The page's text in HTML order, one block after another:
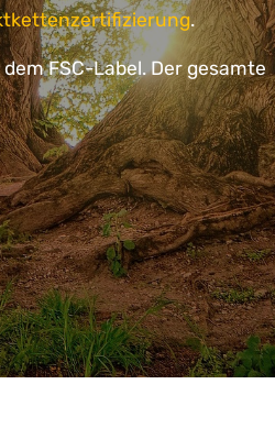
.
FSC-Label. Der gesamte